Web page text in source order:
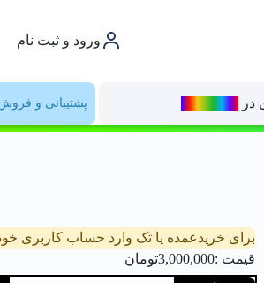
ورود و ثبت نام
در پشتیبانی و
برای خریدعمده یا تک وارد حساب کاربری
قیمت :3,000,000تومان